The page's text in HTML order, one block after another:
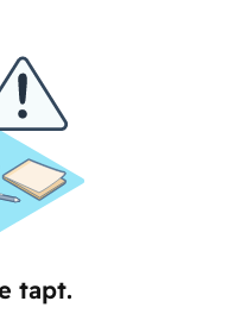
tapt.